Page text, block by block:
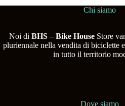
Chi siamo
Noi di BHS– Bike HouseStore
pluriennale nella vendita di biciclette
in tutto il territorio
Dove siamo